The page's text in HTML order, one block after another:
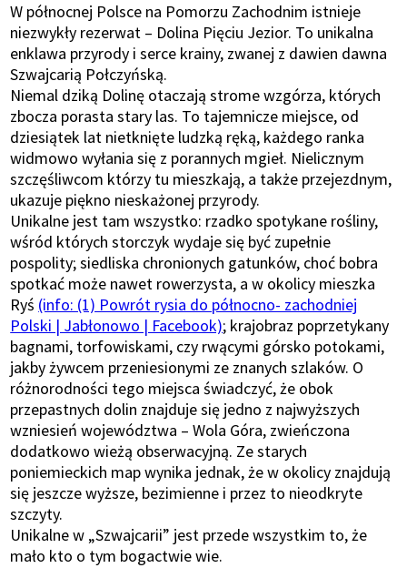
W północnej Polsce na Pomorzu Zachodnim istnieje
niezwykły rezerwat – Dolina Pięciu Jezior. To unikalna
enklawa przyrody i serce krainy, zwanej z dawien dawna
Szwajcarią Połczyńską.
Niemal dziką Dolinę otaczają strome wzgórza, których
zbocza porasta stary las. To tajemnicze miejsce, od
dziesiątek lat nietknięte ludzką ręką, każdego ranka
widmowo wyłania się z porannych mgieł. Nielicznym
szczęśliwcom którzy tu mieszkają, a także przejezdnym,
ukazuje piękno nieskażonej przyrody.
Unikalne jest tam wszystko: rzadko spotykane rośliny,
wśród których storczyk wydaje się być zupełnie
pospolity; siedliska chronionych gatunków, choć bobra
spotkać może nawet rowerzysta, a w okolicy mieszka
Ryś (info: (1) Powrót rysia do północno- zachodniej
Polski | Jabłonowo | Facebook); krajobraz poprzetykany
bagnami, torfowiskami, czy rwącymi górsko potokami,
jakby żywcem przeniesionymi ze znanych szlaków. O
różnorodności tego miejsca świadczyć, że obok
przepastnych dolin znajduje się jedno z najwyższych
wzniesień województwa – Wola Góra, zwieńczona
dodatkowo wieżą obserwacyjną. Ze starych
poniemieckich map wynika jednak, że w okolicy znajdują
się jeszcze wyższe, bezimienne i przez to nieodkryte
szczyty.
Unikalne w „Szwajcarii” jest przede wszystkim to, że
mało kto o tym bogactwie wie.